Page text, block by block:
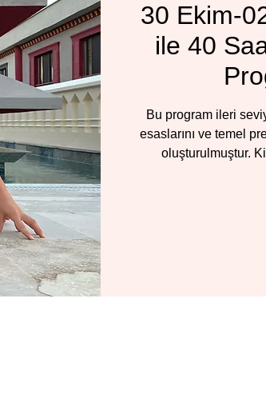
30 Ekim-
ile 40
Bu program ileri
esaslarını ve temel
oluşturulmuştur.